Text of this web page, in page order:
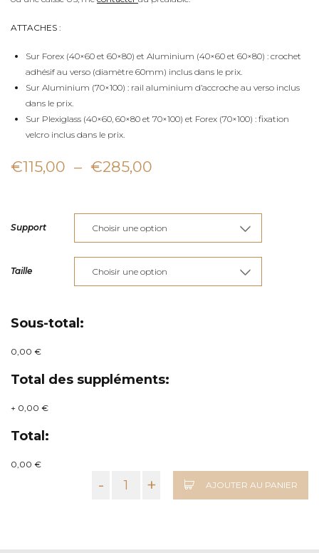
ATTACHES :
Sur Forex (40×60 et 60×80) et Aluminium (40×60 et 60×80) : crochet
adhésif au verso (diamètre 60mm) inclus dans le prix.
Sur Aluminium (70×100) : rail aluminium d’accroche au verso inclus
dans le prix.
Sur Plexiglass (40×60, 60×80 et 70×100) et Forex (70×100) : fixation
velcro inclus dans le prix.
€115,00 – €285,00
prix :
€115,00
à
€285,00
Support
Taille
Sous-total:
0,00 €
Total des suppléments:
+ 0,00 €
Total:
0,00 €
- + AJOUTER AU PANIER